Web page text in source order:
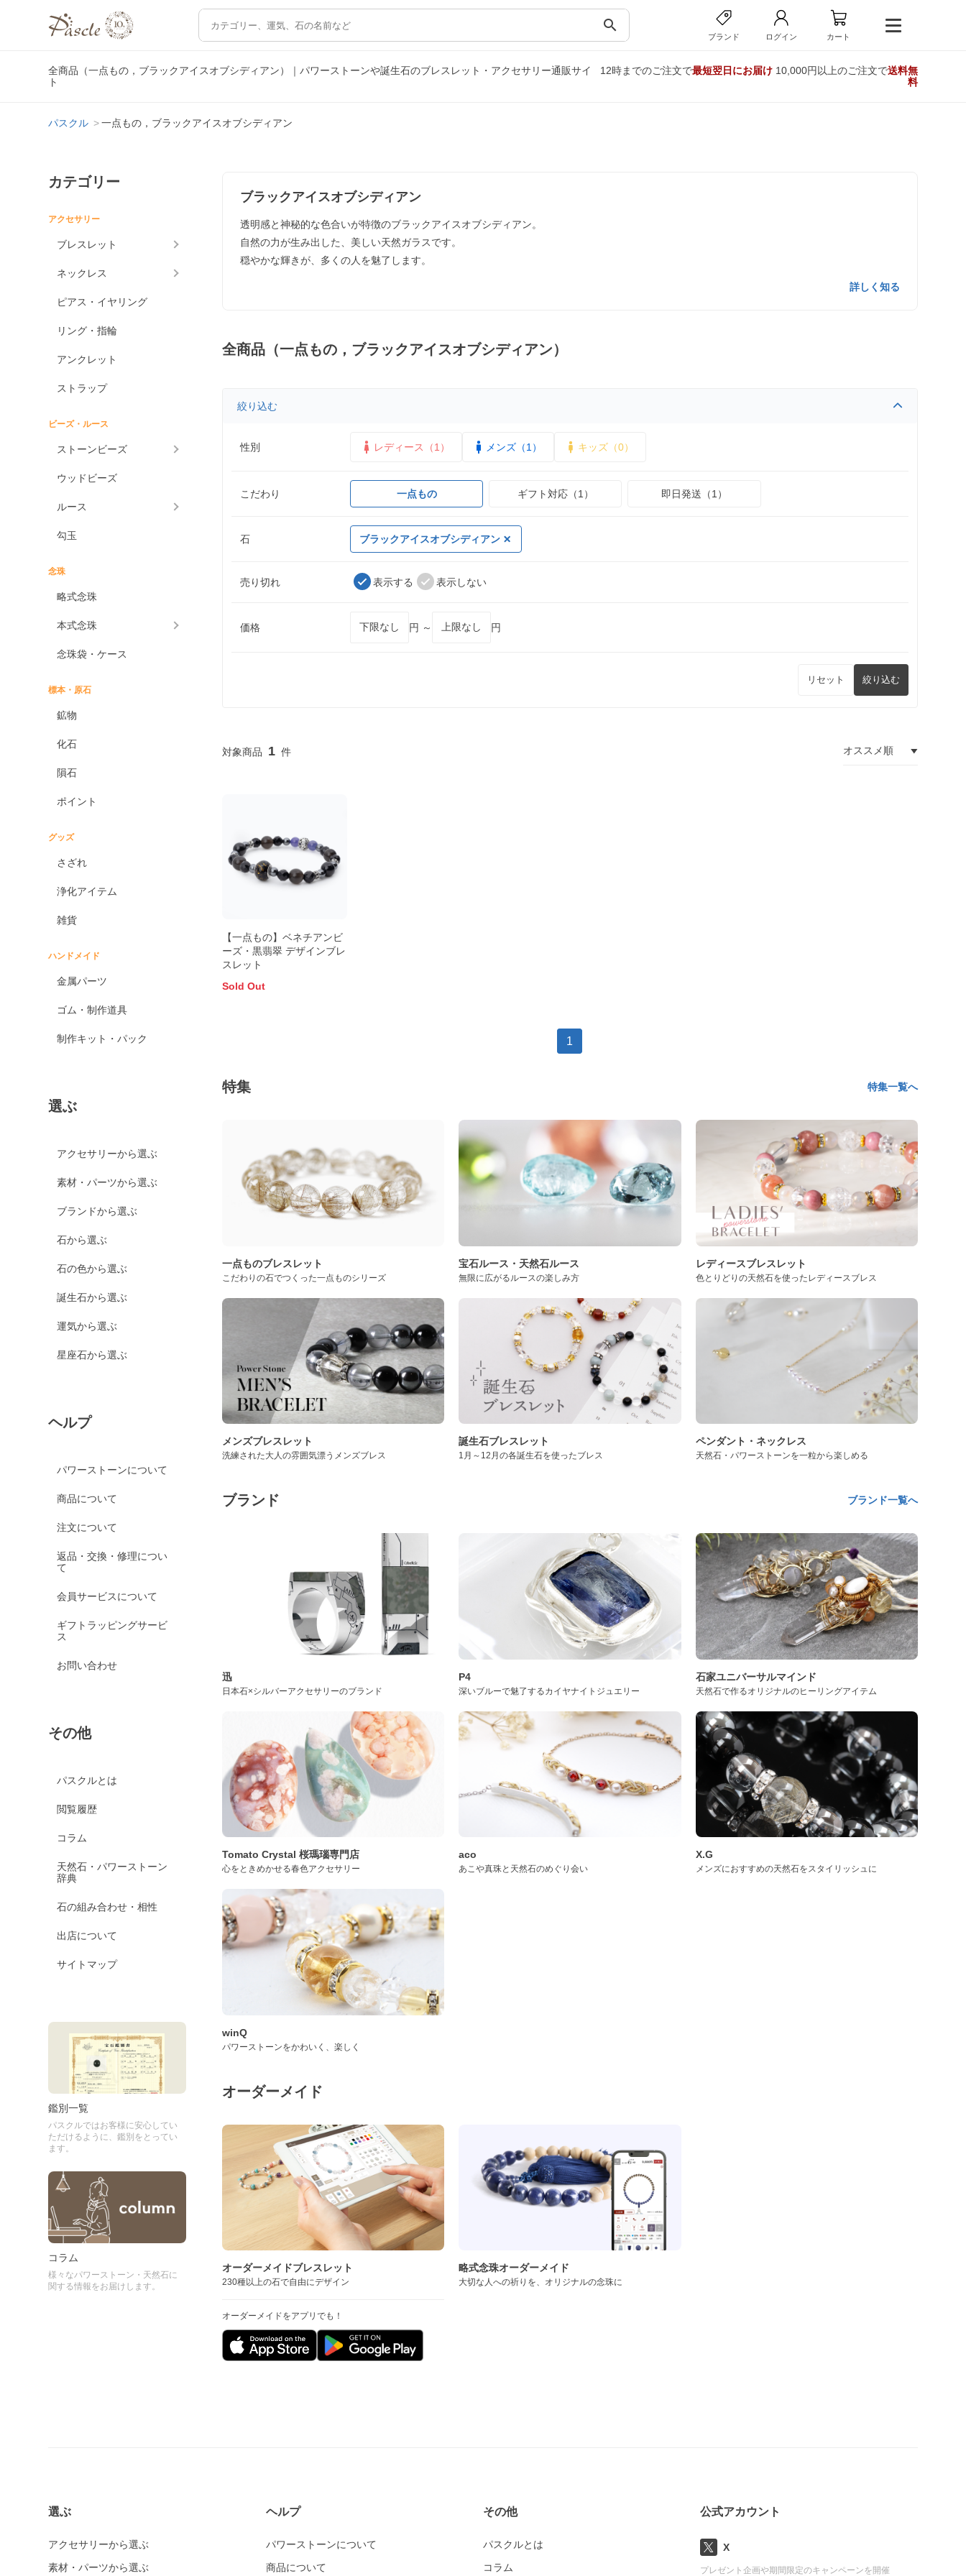
search
ブランド ログイン カート
全商品（一点もの，ブラックアイスオブシディアン）｜パワーストーンや誕生石のブレスレット・アクセサリー通販サイ
ト
12時までのご注文で最短翌日にお届け10,000円以上のご注文で送料無
料
パスクル 一点もの，ブラックアイスオブシディアン
カテゴリー
アクセサリー
ブレスレット
ネックレス
ピアス・イヤリング
リング・指輪
アンクレット
ストラップ
ビーズ・ルース
ストーンビーズ
ウッドビーズ
ルース
勾玉
念珠
略式念珠
本式念珠
念珠袋・ケース
標本・原石
鉱物
化石
隕石
ポイント
グッズ
さざれ
浄化アイテム
雑貨
ハンドメイド
金属パーツ
ゴム・制作道具
制作キット・パック
選ぶ
アクセサリーから選ぶ
素材・パーツから選ぶ
ブランドから選ぶ
石から選ぶ
石の色から選ぶ
誕生石から選ぶ
運気から選ぶ
星座石から選ぶ
ヘルプ
パワーストーンについて
商品について
注文について
返品・交換・修理につい
て
会員サービスについて
ギフトラッピングサービ
ス
お問い合わせ
その他
パスクルとは
閲覧履歴
コラム
天然石・パワーストーン
辞典
石の組み合わせ・相性
出店について
サイトマップ
鑑別一覧
パスクルではお客様に安心してい
ただけるように、鑑別をとってい
ます。
コラム
様々なパワーストーン・天然石に
関する情報をお届けします。
ブラックアイスオブシディアン
透明感と神秘的な色合いが特徴のブラックアイスオブシディアン。
自然の力が生み出した、美しい天然ガラスです。
穏やかな輝きが、多くの人を魅了します。
詳しく知る
全商品（一点もの，ブラックアイスオブシディアン）
絞り込む
性別 レディース（1） メンズ（1） キッズ（0）
こだわり 一点もの ギフト対応（1） 即日発送（1）
石 ブラックアイスオブシディアン
売り切れ 表示する 表示しない
価格 円 ～ 円
リセット 絞り込む
1
【一点もの】ベネチアンビ
ーズ・黒翡翠 デザインブレ
スレット
Sold Out
1
特集 特集一覧へ
一点ものブレスレット
こだわりの石でつくった一点ものシリーズ
宝石ルース・天然石ルース
無限に広がるルースの楽しみ方
レディースブレスレット
色とりどりの天然石を使ったレディースブレス
メンズブレスレット
洗練された大人の雰囲気漂うメンズブレス
誕生石ブレスレット
1月～12月の各誕生石を使ったブレス
ペンダント・ネックレス
天然石・パワーストーンを一粒から楽しめる
ブランド ブランド一覧へ
迅
日本石×シルバーアクセサリーのブランド
P4
深いブルーで魅了するカイヤナイトジュエリー
石家ユニバーサルマインド
天然石で作るオリジナルのヒーリングアイテム
Tomato Crystal 桜瑪瑙専門店
心をときめかせる春色アクセサリー
aco
あこや真珠と天然石のめぐり会い
X.G
メンズにおすすめの天然石をスタイリッシュに
winQ
パワーストーンをかわいく、楽しく
オーダーメイド
オーダーメイドブレスレット
230種以上の石で自由にデザイン
オーダーメイドをアプリでも！
略式念珠オーダーメイド
大切な人への祈りを、オリジナルの念珠に
選ぶ
アクセサリーから選ぶ
素材・パーツから選ぶ
ヘルプ
パワーストーンについて
商品について
その他
パスクルとは
コラム
公式アカウント
X
プレゼント企画や期間限定のキャンペーンを開催